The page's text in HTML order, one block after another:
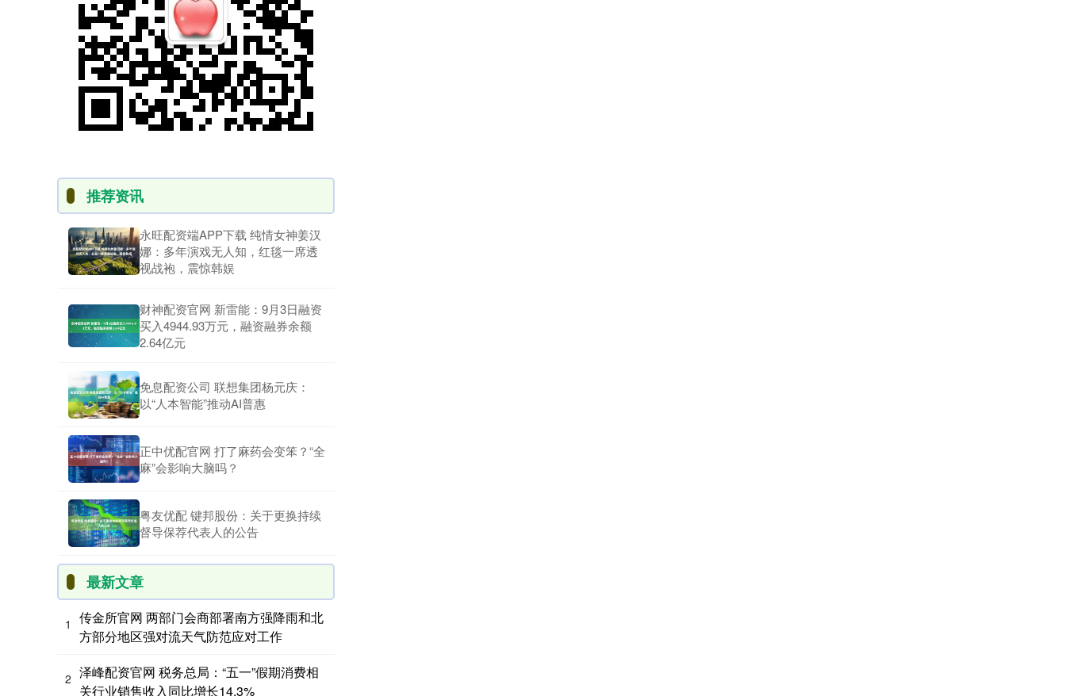
推荐资讯
永旺配资端APP下载 纯情女神姜汉
娜：多年演戏无人知，红毯一席透
视战袍，震惊韩娱
财神配资官网 新雷能：9月3日融资
买入4944.93万元，融资融券余额
2.64亿元
免息配资公司 联想集团杨元庆：
以“人本智能”推动AI普惠
正中优配官网 打了麻药会变笨？“全
麻”会影响大脑吗？
粤友优配 键邦股份：关于更换持续
督导保荐代表人的公告
最新文章
1
传金所官网 两部门会商部署南方强降雨和北
方部分地区强对流天气防范应对工作
2 泽峰配资官网 税务总局：“五一”假期消费相
关行业销售收入同比增长14.3%